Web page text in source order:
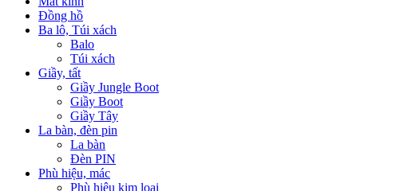
Đồng hồ
Ba lô, Túi xách
Balo
Túi xách
Giầy, tất
Giầy Jungle Boot
Giầy Boot
Giầy Tây
La bàn, đèn pin
La bàn
Đèn PIN
Phù hiệu, mác
Phù hiệu kim loại